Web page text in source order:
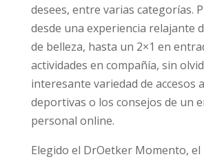
desees, entre varias categorías.
desde una experiencia relajante
de belleza, hasta un 2×1 en
actividades en compañía, sin
interesante variedad de accesos
deportivas o los consejos de un
personal online.
Elegido el DrOetker Momento,